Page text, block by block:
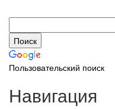
Пользовательский поиск
Навигация